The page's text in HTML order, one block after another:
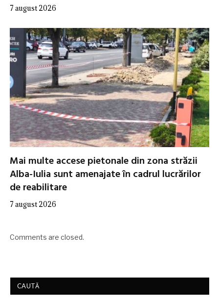
7 august 2026
Mai multe accese pietonale din zona străzii
Alba-Iulia sunt amenajate în cadrul lucrărilor
de reabilitare
7 august 2026
Comments are closed.
CAUTĂ